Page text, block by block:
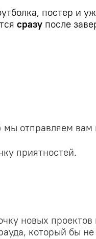
постер и
сразу после
мы отправляем вам
приятностей.
новых проектов
который бы не